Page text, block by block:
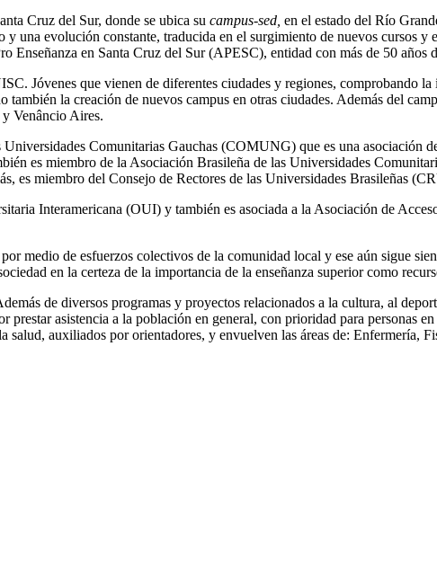
Cruz del Sur, donde se ubica su campus-sed, en el estado del Río
y una evolución constante, traducida en el surgimiento de nuevos cursos y
Enseñanza en Santa Cruz del Sur (APESC), entidad con más de 50 años
Jóvenes que vienen de diferentes ciudades y regiones, comprobando
la creación de nuevos campus en otras ciudades. Además del
Venâncio Aires.
Comunitarias Gauchas (COMUNG) que es una asociación
es miembro de la Asociación Brasileña de las Universidades
es miembro del Consejo de Rectores de las Universidades Brasileñas
Interamericana (OUI) y también es asociada a la Asociación de
medio de esfuerzos colectivos de la comunidad local y ese aún sigue
en la certeza de la importancia de la enseñanza superior como
de diversos programas y proyectos relacionados a la cultura, al
asistencia a la población en general, con prioridad para personas
salud, auxiliados por orientadores, y envuelven las áreas de: Enfermería,